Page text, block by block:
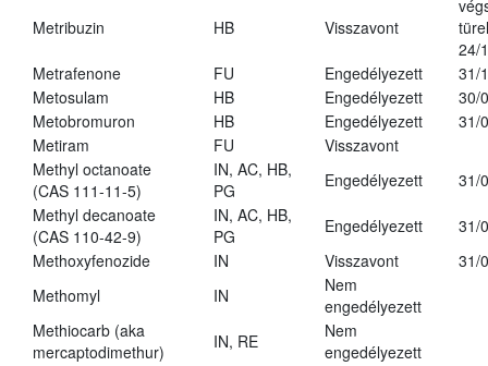
Metribuzin HB Visszavont
24/
Metrafenone
FU Engedélyezett
31/
Metosulam
HB Engedélyezett
30/
Metobromuron
HB Engedélyezett
31/
Metiram
FU
Visszavont
Methyl octanoate
(CAS 111-11-5)
IN, AC, HB,
PG
Engedélyezett
31/
Methyl decanoate
(CAS 110-42-9)
IN, AC, HB,
PG
Engedélyezett
31/
Methoxyfenozide
IN Visszavont
31/
Methomyl
IN
Nem
engedélyezett
Methiocarb (aka
mercaptodimethur)
IN, RE
Nem
engedélyezett